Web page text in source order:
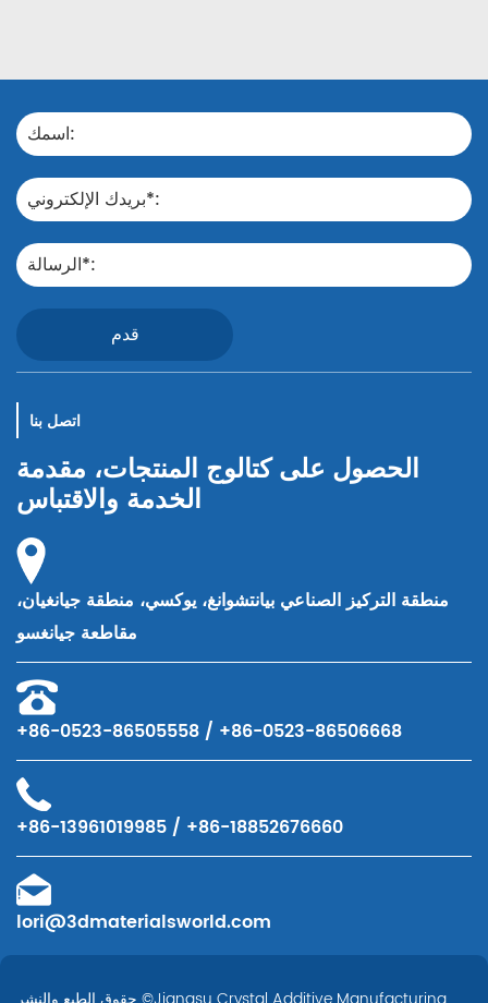
قدم
اتصل بنا
الحصول على كتالوج المنتجات، مقدمة
الخدمة والاقتباس
منطقة التركيز الصناعي بيانتشوانغ، يوكسي، منطقة جيانغيان،
مقاطعة جيانغسو
+86-0523-86505558 / +86-0523-86506668
+86-13961019985 / +86-18852676660
lori@3dmaterialsworld.com